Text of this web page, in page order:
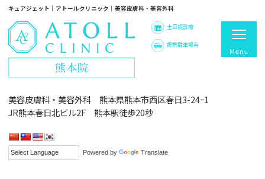
キュアジェット｜アトールクリニック｜美容皮膚科・美容外科
Powered by Translate
土日祝診療
提携駐車場有
美容皮膚科・美容外科 熊本県熊本市西区春日3-24ｰ1
JR熊本春日北ビル2F 熊本駅徒歩20秒